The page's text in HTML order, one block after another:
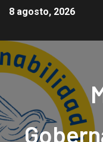
8 agosto, 2026